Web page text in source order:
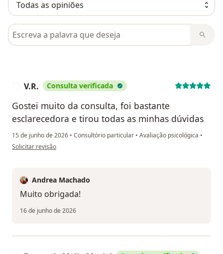
Pesquisar em opiniões
V.R. Consulta verificada
Gostei muito da consulta, foi bastante
esclarecedora e tirou todas as minhas dúvidas
15 de junho de 2026 • Consultório particular • Avaliação psicológica •
na opinião do utilizador V.R.
Solicitar revisão
Andrea Machado
Muito obrigada!
16 de junho de 2026